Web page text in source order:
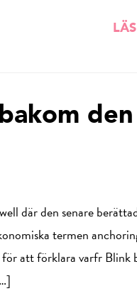
den
där den senare
termen
att förklara varfr Blink